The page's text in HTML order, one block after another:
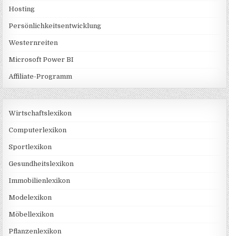
Hosting
Persönlichkeitsentwicklung
Westernreiten
Microsoft Power BI
Affiliate-Programm
Wirtschaftslexikon
Computerlexikon
Sportlexikon
Gesundheitslexikon
Immobilienlexikon
Modelexikon
Möbellexikon
Pflanzenlexikon